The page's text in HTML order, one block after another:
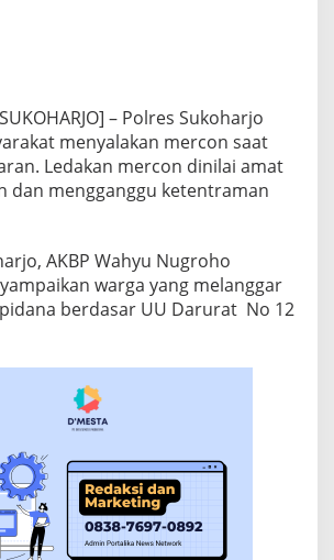
– Polres Sukoharjo
menyalakan mercon saat
Ledakan mercon dinilai amat
dan mengganggu ketentraman
AKBP Wahyu Nugroho
warga yang melanggar
berdasar UU Darurat No 12